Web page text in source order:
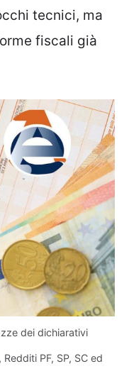
tecnici, ma
fiscali già
dei dichiarativi
PF, SP, SC ed